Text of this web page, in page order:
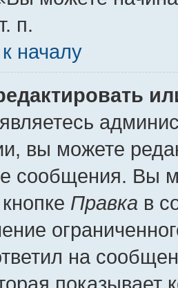
п.
началу
вы можете
сообщения. Вы
Правка в
на